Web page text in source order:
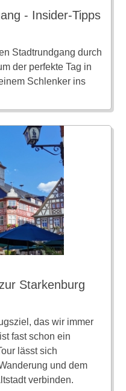
- Insider-Tipps
Stadtrundgang durch
der perfekte Tag in
Schlenker ins
Starkenburg
das wir immer
fast schon ein
lässt sich
und dem
verbinden.